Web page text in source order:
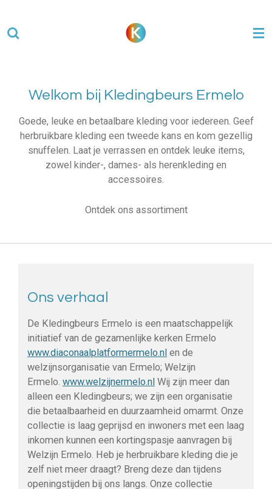
direct
naar
Welkom bij Kledingbeurs Ermelo
Goede, leuke en betaalbare kleding voor iedereen. Geef
herbruikbare kleding een tweede kans en kom gezellig
snuffelen. Laat je verrassen en ontdek leuke items,
zowel kinder-, dames- als herenkleding en
accessoires.
Ontdek ons assortiment
Ons verhaal
De Kledingbeurs Ermelo is een maatschappelijk
initiatief van de gezamenlijke kerken Ermelo
www.diaconaalplatformermelo.nl en de
welzijnsorganisatie van Ermelo; Welzijn
Ermelo. www.welzijnermelo.nl Wij zijn meer dan
alleen een Kledingbeurs; we zijn een organisatie
die betaalbaarheid en duurzaamheid omarmt. Onze
collectie is laag geprijsd en inwoners met een laag
inkomen kunnen een kortingspasje aanvragen bij
Welzijn Ermelo. Heb je herbruikbare kleding die je
zelf niet meer draagt? Breng deze dan tijdens
openingstijden bij ons langs. Onze collectie